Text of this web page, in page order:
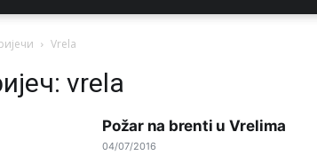
Vrela
vrela
Požar na brenti u Vrelima
04/07/2016